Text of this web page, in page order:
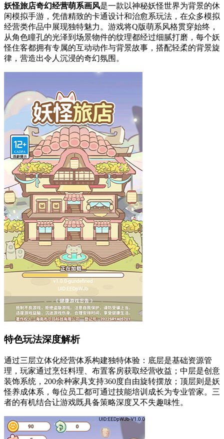
妖怪旅店奇幻经营萌系画风是一款以神秘妖怪世界为背景的休
闲模拟手游，凭借精致的卡通设计和治愈系玩法，在众多模拟
经营类作品中展现独特魅力。游戏将Q版萌系风格贯穿始终，
从角色瞳孔的光泽到场景物件的纹理都经过细腻打磨，每个妖
怪住客都拥有专属的互动动作与背景故事，搭配轻柔的背景旋
律，营造出令人沉浸的奇幻氛围。
特色玩法深度解析
通过三层立体化经营体系构建独特体验：底层是基础资源管
理，玩家通过烹饪料理、布置客房获取经营收益；中层是创意
装饰系统，200余种家具支持360度自由旋转摆放；顶层则是妖
怪养成体系，每位员工都可通过技能培训成长为专业管家。三
者的有机结合让游戏既具备策略深度又不失趣味性。